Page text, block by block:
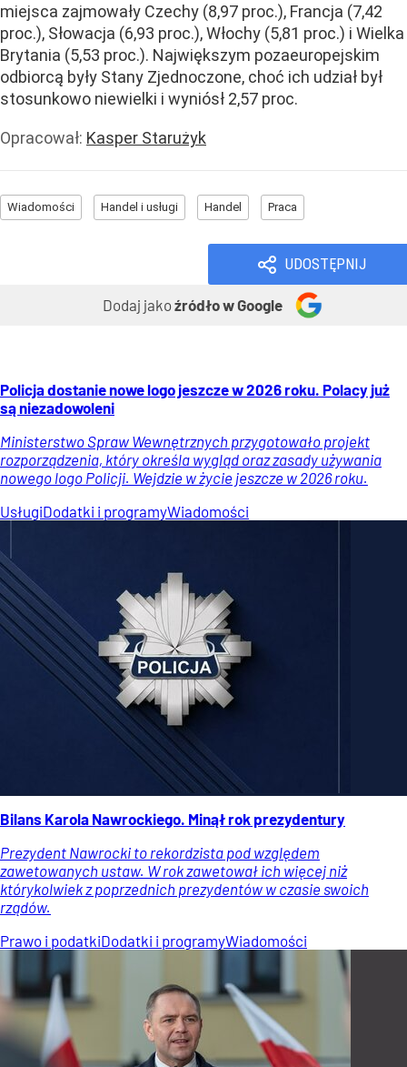
miejsca zajmowały Czechy (8,97 proc.), Francja (7,42
proc.), Słowacja (6,93 proc.), Włochy (5,81 proc.) i Wielka
Brytania (5,53 proc.). Największym pozaeuropejskim
odbiorcą były Stany Zjednoczone, choć ich udział był
stosunkowo niewielki i wyniósł 2,57 proc.
Opracował: Kasper Starużyk
Wiadomości Handel i usługi Handel Praca
UDOSTĘPNIJ
Dodaj jakoźródło w Google
Policja dostanie nowe logo jeszcze w 2026 roku. Polacy już
są niezadowoleni
Ministerstwo Spraw Wewnętrznych przygotowało projekt
rozporządzenia, który określa wygląd oraz zasady używania
nowego logo Policji. Wejdzie w życie jeszcze w 2026 roku.
UsługiDodatki i programyWiadomości
Bilans Karola Nawrockiego. Minął rok prezydentury
Prezydent Nawrocki to rekordzista pod względem
zawetowanych ustaw. W rok zawetował ich więcej niż
którykolwiek z poprzednich prezydentów w czasie swoich
rządów.
Prawo i podatkiDodatki i programyWiadomości